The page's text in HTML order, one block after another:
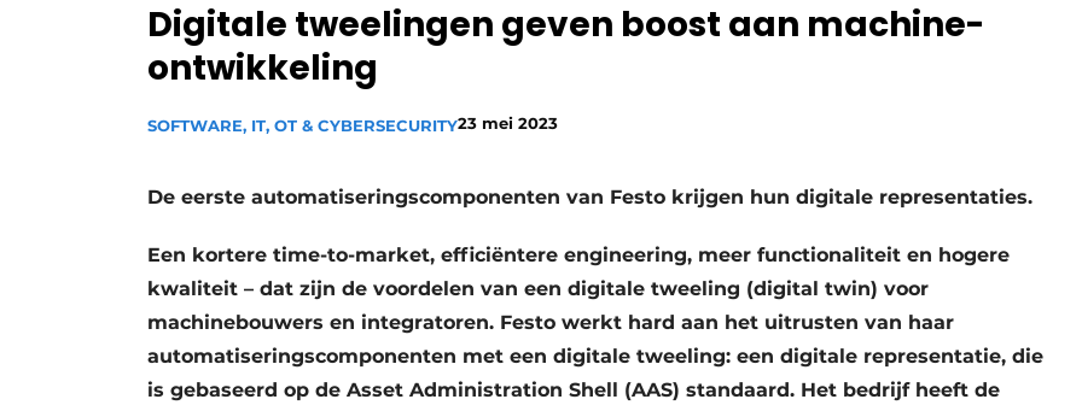
Vacature aanmelden
Vacatures
Digitale tweelingen geven boost aan machine-
ontwikkeling
SOFTWARE, IT, OT & CYBERSECURITY23 mei 2023
De eerste automatiseringscomponenten van Festo krijgen hun digitale representaties.
Een kortere time-to-market, efficiëntere engineering, meer functionaliteit en hogere
kwaliteit – dat zijn de voordelen van een digitale tweeling (digital twin) voor
machinebouwers en integratoren. Festo werkt hard aan het uitrusten van haar
automatiseringscomponenten met een digitale tweeling: een digitale representatie, die
is gebaseerd op de Asset Administration Shell (AAS) standaard. Het bedrijf heeft de